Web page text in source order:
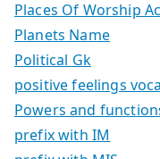
Places Of Worship
Planets Name
Political Gk
positive feelings
Powers and
prefix with IM